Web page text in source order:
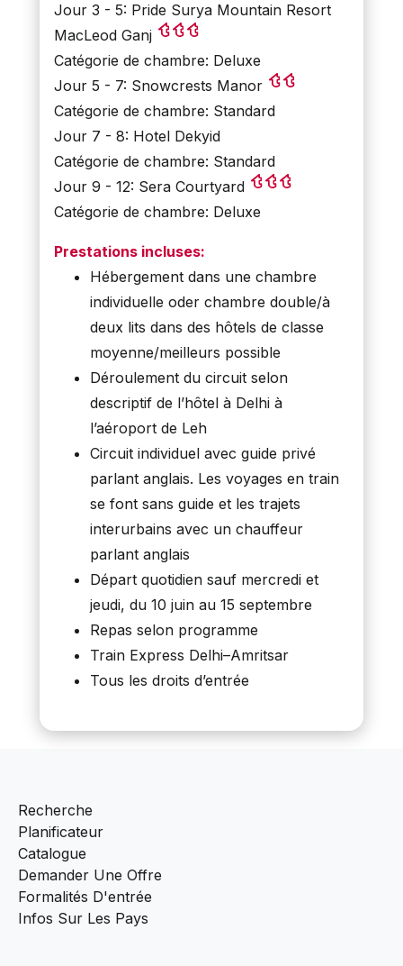
Jour 3 - 5: Pride Surya Mountain Resort
MacLeod Ganj
Catégorie de chambre: Deluxe
Jour 5 - 7: Snowcrests Manor
Catégorie de chambre: Standard
Jour 7 - 8: Hotel Dekyid
Catégorie de chambre: Standard
Jour 9 - 12: Sera Courtyard
Catégorie de chambre: Deluxe
Prestations incluses:
Hébergement dans une chambre
individuelle oder chambre double/à
deux lits dans des hôtels de classe
moyenne/meilleurs possible
Déroulement du circuit selon
descriptif de l’hôtel à Delhi à
l’aéroport de Leh
Circuit individuel avec guide privé
parlant anglais. Les voyages en train
se font sans guide et les trajets
interurbains avec un chauffeur
parlant anglais
Départ quotidien sauf mercredi et
jeudi, du 10 juin au 15 septembre
Repas selon programme
Train Express Delhi–Amritsar
Tous les droits d’entrée
Recherche
Planificateur
Catalogue
Demander Une Offre
Formalités D'entrée
Infos Sur Les Pays